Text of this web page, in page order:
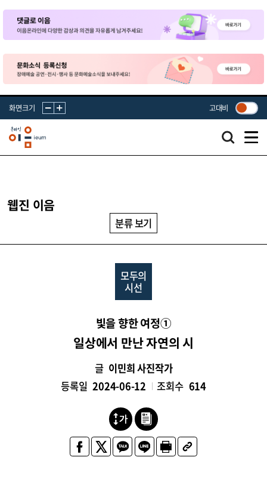
화면크기 고대비
웹진 이음
분류 보기
모두의
시선
빛을 향한 여정①
일상에서 만난 자연의 시
글 이민희 사진작가
등록일 2024-06-12 조회수 614